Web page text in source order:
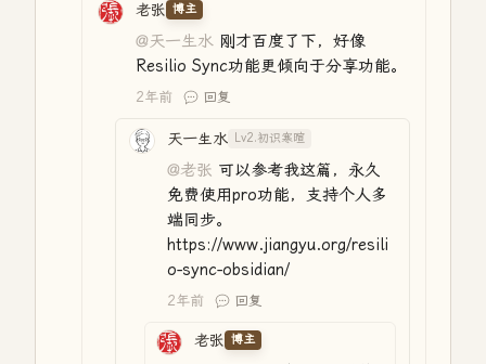
老张 博主
@天一生水 刚才百度了下，好像
Resilio Sync功能更倾向于分享功能。
2年前 回复
天一生水 Lv2.初识寒暄
@老张 可以参考我这篇，永久
免费使用pro功能，支持个人多
端同步。
https://www.jiangyu.org/resili
o-sync-obsidian/
2年前 回复
老张 博主